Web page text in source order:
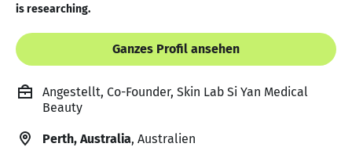
is researching.
Ganzes Profil ansehen
Angestellt, Co-Founder, Skin Lab Si Yan Medical
Beauty
Perth, Australia, Australien